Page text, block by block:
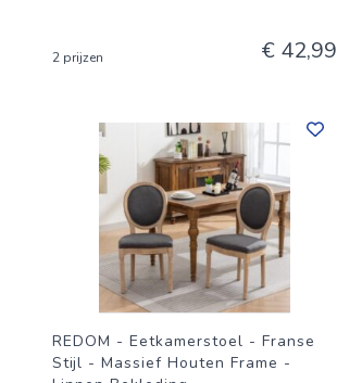
2 prijzen € 42,99
REDOM - Eetkamerstoel - Franse
Stijl - Massief Houten Frame -